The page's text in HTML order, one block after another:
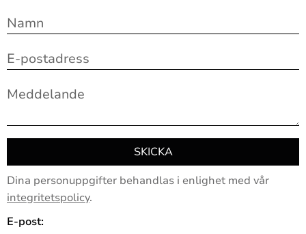
SKICKA
Dina personuppgifter behandlas i enlighet med vår
integritetspolicy.
E-post: